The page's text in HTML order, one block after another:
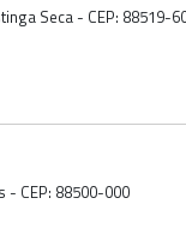
Seca - CEP: 88519-
- CEP: 88500-000